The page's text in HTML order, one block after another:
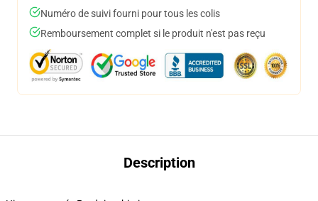
Numéro de suivi fourni pour tous les colis
Remboursement complet si le produit n'est pas reçu
Description